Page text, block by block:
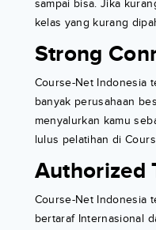
sampai bisa. Jika
kelas yang kurang
Strong
Course-Net Indonesia
banyak perusahaan
menyalurkan kamu
lulus pelatihan di
Authorized
Course-Net Indonesia
bertaraf Internasional